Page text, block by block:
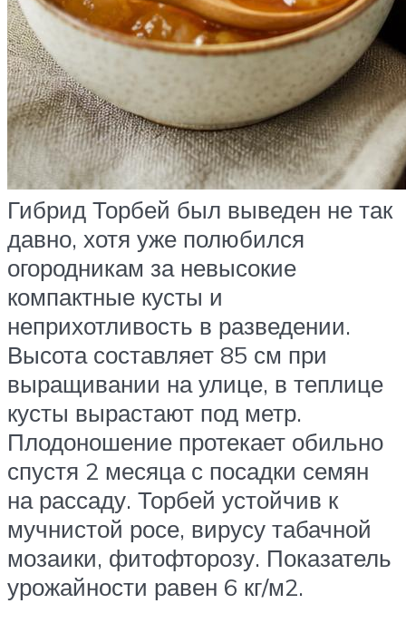
Гибрид Торбей был выведен не так
давно, хотя уже полюбился
огородникам за невысокие
компактные кусты и
неприхотливость в разведении.
Высота составляет 85 см при
выращивании на улице, в теплице
кусты вырастают под метр.
Плодоношение протекает обильно
спустя 2 месяца с посадки семян
на рассаду. Торбей устойчив к
мучнистой росе, вирусу табачной
мозаики, фитофторозу. Показатель
урожайности равен 6 кг/м2.